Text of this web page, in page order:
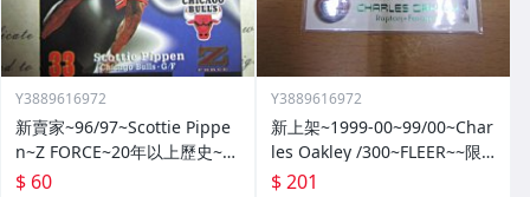
Y3889616972
新賣家~96/97~Scottie Pippe
n~Z FORCE~20年以上歷史~無
限量~
$ 60
Y3889616972
新上架~1999-00~99/00~Char
les Oakley /300~FLEER~~限
量/300~1060114-1
$ 201